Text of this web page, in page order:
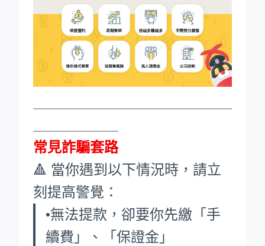
常見詐騙套路
🔺 當你遇到以下情況時，請立
刻提高警覺：
•無法提款，卻要你先繳「手
續費」、「保證金」